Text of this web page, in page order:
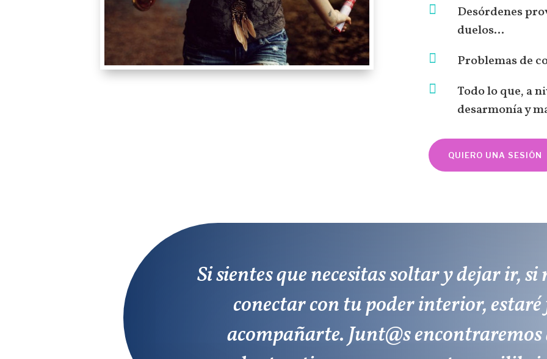

Desórdenes
duelos...
 Problemas de

Todo lo que, a
desarmonía y
QUIERO UNA SESIÓN
Si sientes que necesitas soltar y dejar ir,
conectar con tu poder interior, estaré
acompañarte. Junt@s